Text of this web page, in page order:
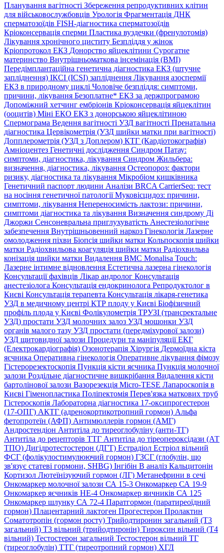
Планування вагітності Збереження репродуктивних клітин
для військовослужбовців Урологія Фрагментація ДНК
сперматозоїдів FISH-діагностика сперматозоїдів
Кріоконсервація сперми Пластика вуздечки (френулотомія)
Лікування хронічного циститу Безпліддя у жінок
Кріопротокол ЕКЗ Донорство яйцеклітини Сурогатне
материнство Внутрішньоматкова інсемінація (ВМІ)
Передімплантаційна генетична діагностика ЕКЗ (штучне
запліднення) ІКСІ (ICSI) запліднення Лікування азоспермії
ЕКЗ в природному циклі Чоловіче безпліддя: симптоми,
причини, лікування Безоплатне* ЕКЗ за держпрограмою
Допоміжний хетчинг ембріонів Кріоконсервація яйцеклітин
(ооцитів) Міні ЕКО ЕКЗ з донорською яйцеклітиною
Спермограма Ведення вагітності УЗД вагітності Пренатальна
діагностика Цервікометрія (УЗД шийки матки при вагітності)
Допплерометрія (УЗД з Доплером) КТГ (Кардіотокографія)
Амніоцентез Генетичні дослідження Синдром Патау:
симптоми, дiагностика, лiкування Синдром Жильбера:
визначення, діагностика, лікування Остеопороз: фактори
ризику, діагностика та лікування Мікробіом кишківника
Генетичний паспорт людини Аналізи BRCA CarrierSeq: тест
на носіння генетичної патологіїМуковісцидоз: причини,
симптоми, лікування Непереносимість лактози: причини,
симптоми діагностика та лікування Визначення синдрому Ді
Джоржи Сенсоневральна приглухуватість Анестезіологічне
забезпечення Внутрішньовенний наркоз Гінекологія Лазерне
омолодження піхви Біопсія шийки матки Кольпоскопія шийки
матки Радіохвильова коагуляція шийки матки Радіохвильва
конізація шийки матки Видалення ВМС Monalisa Touch:
Лазерне інтимне відновлення Естетична лазерна гінекологія
Консультації фахівців Лікар андролог Консультація
анестезіолога Консультація ендокринолога Репродуктолог в
Києві Консультація терапевта Консультація лікаря-генетика
УЗД в медичному центрі КТР плоду у Києві Біофізичний
профіль плода у Києві Фолікулометрія ТРУЗІ (трансректальне
УЗД) простати УЗД молочних залоз УЗД мошонки УЗД
органів малого тазу УЗД простати (передміхурової залози)
УЗД щитовидної залози Процедури та маніпуляціїЕКГ
(Електрокардіографія) Озонотерапія Хірургія Дермоїдна кіста
яєчника Оперативна гінекологія Оперативне лікування фімозу
Гістерорезектоскопія Пункція кісти яєчника Пункція молочної
залози Роздільне діагностичне вишкрібання Видалення кісти
бартолінової залози Вазорезекція Micro-TESE Лапароскопія в
Києві Гіменопластика Поліпектомія Перев'язка маткових труб
Гістероскопія Лабораторна діагностика 17-оксипрогестерон
(17-ОПГ) АКТГ (адренокортикотропний гормон) Альфа
фетопротеїн (АФП) Антимюллерів гормон (АМГ)
Андростендіон Антитіла до тиреоглобуліну (анти-ТГ)
Антитіла до рецепторів ТТГ Антитіла до тіреопероксідази (АТ
ТПО) Дигідротестостерон (ДГТ) Естрадіол Естріол вільний
ФСГ (фолікулостимулюючий гормон) ГЗСГ (глобулін, що
зв'язує статеві гормони, SHBG) Інгібін B аналіз Кальцитонін
Кортизол Лютеїнізуючий гормон (ЛГ) Метанефрини в сечі
Онкомаркер молочної залози СА 15-3 Онкомаркер СА 19-9
Онкомаркер яєчників НЕ-4 Онкомаркер яичників СА 125
Онкомаркер шлунку СА 72-4 Паратгормон (паратиреоїдний
гормон) Плацентарний лактоген Прогестерон Пролактин
Соматотропін (гормон росту) Трийодтиронин загальний (Т3
загальний) Т3 вільний (трийодтиронін) Тироксин вільний (Т4
вільний) Тестостерон загальний Тестостерон вільний ТГ
(тиреоглобулін) ТТГ (тиреотропний гормон) ХГЛ